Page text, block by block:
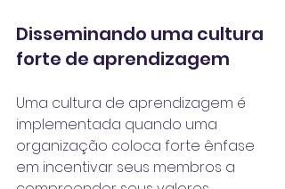
Disseminando uma cultura
forte de aprendizagem
Uma cultura de aprendizagem é
implementada quando uma
organização coloca forte ênfase
em incentivar seus membros a